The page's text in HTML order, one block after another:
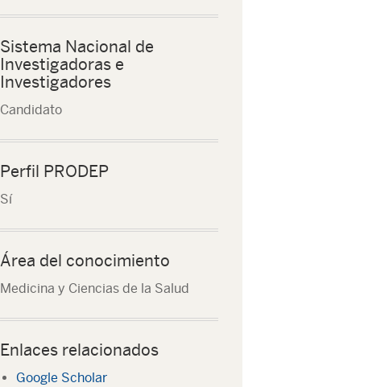
Sistema Nacional de
Investigadoras e
Investigadores
Candidato
Perfil PRODEP
Sí
Área del conocimiento
Medicina y Ciencias de la Salud
Enlaces relacionados
Google Scholar